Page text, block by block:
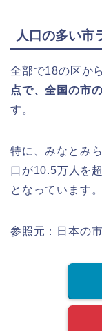
人口の多い市
全部で18の区か
点で、全国の市
す。
特に、みなとみ
口が10.5万人を
となっています。
参照元：日本の